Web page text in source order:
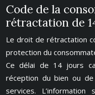
Code de la
rétractation de
Le droit de rétractation
protection du
Ce délai de 14 jours
réception du bien ou
services.